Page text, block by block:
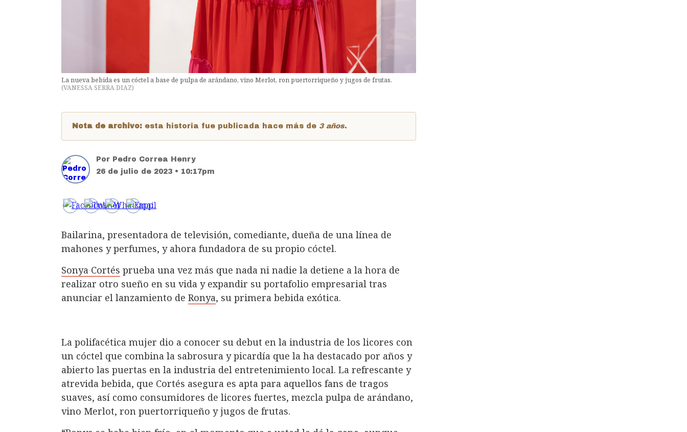
La nueva bebida es un cóctel a base de pulpa de arándano, vino Merlot, ron puertorriqueño y jugos de frutas.
(VANESSA SERRA DIAZ)
Nota de archivo: esta historia fue publicada hace más de 3 años.
Por Pedro Correa Henry
26 de julio de 2023 • 10:17pm
Bailarina, presentadora de televisión, comediante, dueña de una línea de
mahones y perfumes, y ahora fundadora de su propio cóctel.
Sonya Cortés prueba una vez más que nada ni nadie la detiene a la hora de
realizar otro sueño en su vida y expandir su portafolio empresarial tras
anunciar el lanzamiento de Ronya, su primera bebida exótica.
La polifacética mujer dio a conocer su debut en la industria de los licores con
un cóctel que combina la sabrosura y picardía que la ha destacado por años y
abierto las puertas en la industria del entretenimiento local. La refrescante y
atrevida bebida, que Cortés asegura es apta para aquellos fans de tragos
suaves, así como consumidores de licores fuertes, mezcla pulpa de arándano,
vino Merlot, ron puertorriqueño y jugos de frutas.